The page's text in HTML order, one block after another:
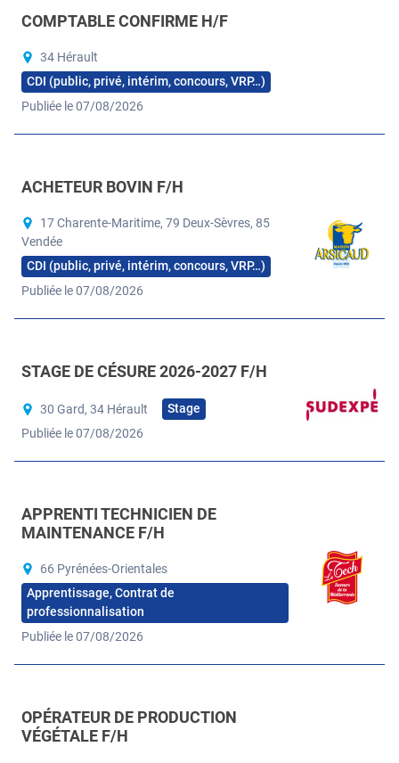
COMPTABLE CONFIRME H/F
34 Hérault
CDI (public, privé, intérim, concours, VRP…)
Publiée le 07/08/2026
ACHETEUR BOVIN F/H
17 Charente-Maritime, 79 Deux-Sèvres, 85
Vendée
CDI (public, privé, intérim, concours, VRP…)
Publiée le 07/08/2026
STAGE DE CÉSURE 2026-2027 F/H
30 Gard, 34 Hérault
Stage
Publiée le 07/08/2026
APPRENTI TECHNICIEN DE
MAINTENANCE F/H
66 Pyrénées-Orientales
Apprentissage, Contrat de
professionnalisation
Publiée le 07/08/2026
OPÉRATEUR DE PRODUCTION
VÉGÉTALE F/H